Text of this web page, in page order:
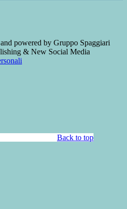
powered by Gruppo Spaggiari
& New Social Media
Back to top